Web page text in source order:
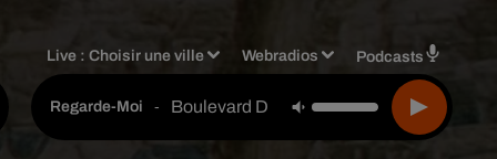
Live :Choisir une ville Webradios Podcasts
Regarde-Moi - Boulevard Des Airs Feat. L.e.j